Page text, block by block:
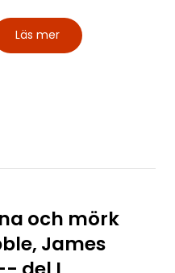
Läs mer
och mörk
James